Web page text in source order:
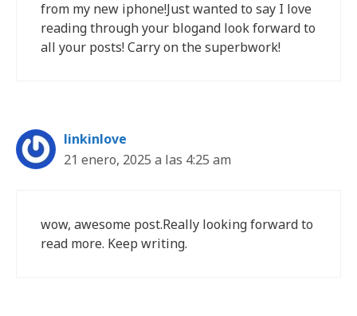
from my new iphone!Just wanted to say I love
reading through your blogand look forward to
all your posts! Carry on the superbwork!
linkinlove
21 enero, 2025 a las 4:25 am
wow, awesome post.Really looking forward to
read more. Keep writing.